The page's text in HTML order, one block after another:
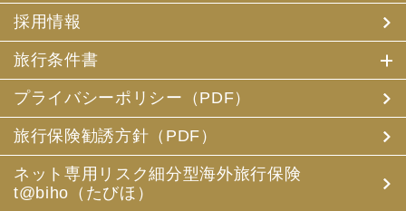
(2) 当社は、旅行先でのお客様のお買い物等の便宜のた
め、当社の保有するお客様の個人データを土産物店に提供
することがあります。この場合、お客様の氏名、パスポー
ト番号及び搭乗される航空便名等に係る個人データを、予
め電磁的方法等で送付することによって提供いたします。
お客様の旅行中の連絡先の方の個人情報をお伺いすること
があります。この個人情報は、お客様に疾病等があった場
合で連絡先の方へ連絡の必要があると当社が認めた場合に
使用させていただきます。お客様は、連絡先の方の個人情
報を当社らに提供することについて連絡先の方の同意を得
採用情報
旅行条件書
プライバシーポリシー（PDF）
旅行保険勧誘方針（PDF）
ネット専用リスク細分型海外旅行保険
t@biho（たびほ）